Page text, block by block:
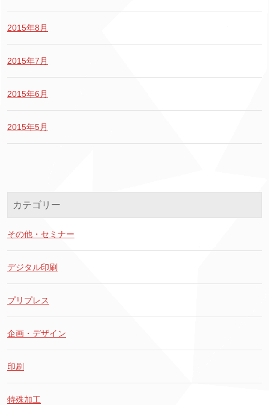
2015年8月
2015年7月
2015年6月
2015年5月
カテゴリー
その他・セミナー
デジタル印刷
プリプレス
企画・デザイン
印刷
特殊加工